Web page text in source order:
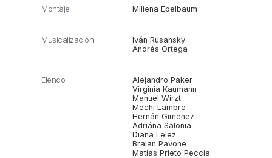
Montaje Miliena Epelbaum
Musicalización
Iván Rusansky
Andrés Ortega
Elenco
Alejandro Paker
Virginia Kaumann
Manuel Wirzt
Mechi Lambre
Hernán Gimenez
Adriána Salonia
Diana Lelez
Braian Pavone
Matías Prieto Peccia.